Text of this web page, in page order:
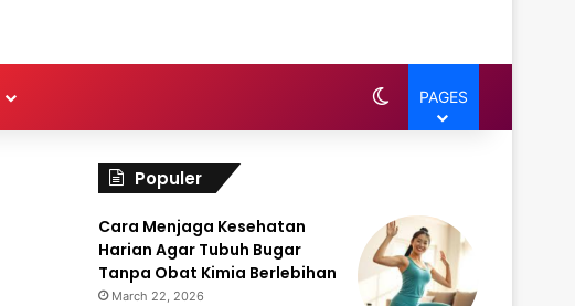
Switch skin
PAGES
Populer
Cara Menjaga Kesehatan
Harian Agar Tubuh Bugar
Tanpa Obat Kimia Berlebihan
March 22, 2026